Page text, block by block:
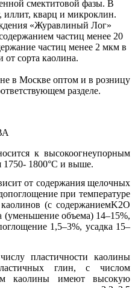
смектитовой фазы. В
иллит, кварц и микроклин.
«Журавлиный Лог»
частиц менее 20
частиц менее 2 мкм в
от сорта каолина.
в Москве оптом и в розницу
разделе.
к высокоогнеупорным
1750- 1800°С и выше.
от содержания щелочных
при температуре
(с содержаниемK2O
(уменьшение объема) 14–15%,
1,5–3%, усадка 15–
пластичности каолины
глин, с числом
каолины имеют высокую